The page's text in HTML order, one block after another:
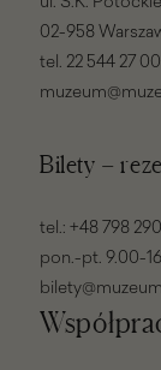
02-958
tel. 22 544 27 00
Bilety –
tel.: +48 798
pon.-pt. 9.00-